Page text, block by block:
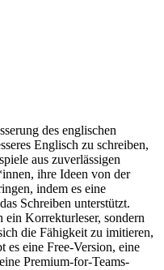
des englischen
Englisch zu schreiben,
aus zuverlässigen
ihre Ideen von der
indem es eine
Schreiben unterstützt.
Korrekturleser, sondern
die Fähigkeit zu imitieren,
eine Free-Version, eine
Premium-for-Teams-